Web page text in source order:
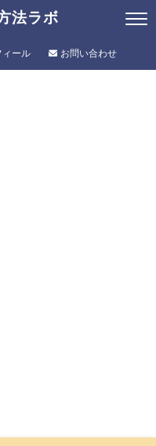
法ラボ
ィール お問い合わせ